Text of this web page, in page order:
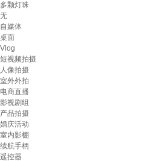
多颗灯珠
无
自媒体
桌面
Vlog
短视频拍摄
人像拍摄
室外外拍
电商直播
影视剧组
产品拍摄
婚庆活动
室内影棚
续航手柄
遥控器